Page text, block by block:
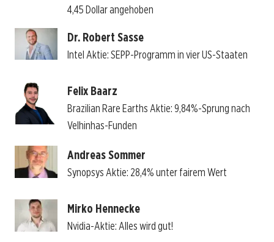
4,45 Dollar angehoben
Dr. Robert Sasse
Intel Aktie: SEPP-Programm in vier US-Staaten
Felix Baarz
Brazilian Rare Earths Aktie: 9,84%-Sprung nach
Velhinhas-Funden
Andreas Sommer
Synopsys Aktie: 28,4% unter fairem Wert
Mirko Hennecke
Nvidia-Aktie: Alles wird gut!